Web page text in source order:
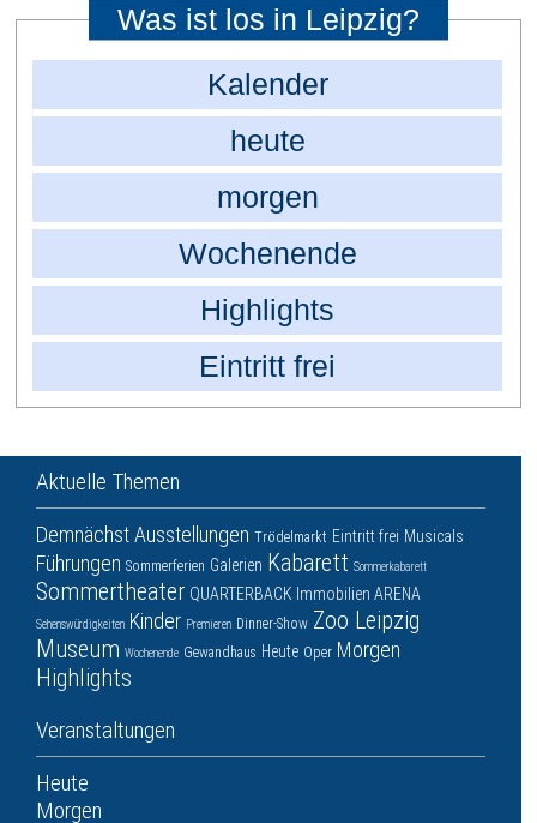
Was ist los in Leipzig?
Kalender
heute
morgen
Wochenende
Highlights
Eintritt frei
Aktuelle Themen
DemnächstAusstellungen Trödelmarkt Eintritt frei Musicals
Führungen Sommerferien Galerien Kabarett Sommerkabarett
Sommertheater QUARTERBACK Immobilien ARENA
Sehenswürdigkeiten Kinder Premieren Dinner-Show Zoo Leipzig
Museum Wochenende Gewandhaus Heute Oper Morgen
Highlights
Veranstaltungen
Heute
Morgen